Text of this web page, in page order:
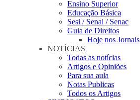
Ensino Superior
Educação Básica
Sesi / Senai / Senac
Guia de Direitos
Hoje nos Jornais
NOTÍCIAS
Todas as notícias
Artigos e Opiniões
Para sua aula
Notas Publicas
Todos os Artigos